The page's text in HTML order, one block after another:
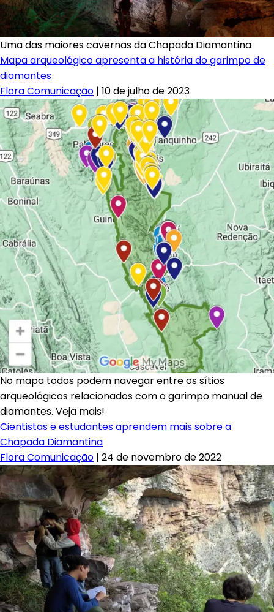
Uma das maiores cavernas da Chapada Diamantina
Mapa arqueológico apresenta a história do garimpo de
diamantes
Flora Comunicação | 10 de julho de 2023
No mapa todos podem navegar entre os sítios
arqueológicos relacionados com o garimpo manual de
diamantes. Veja mais!
Cientistas e estudantes aprendem mais sobre a
Chapada Diamantina
Flora Comunicação | 24 de novembro de 2022